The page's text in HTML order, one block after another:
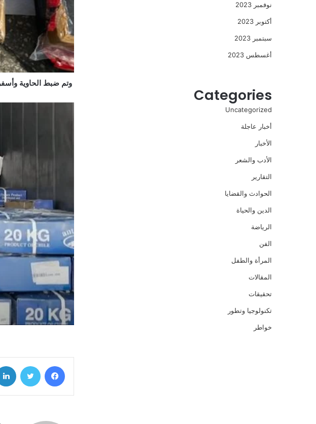
فيسبوك تويتر
نوفمبر 2023
أكتوبر 2023
سبتمبر 2023
أغسطس 2023
Categories
Uncategorized
أخبار عاجلة
الأخبار
الأدب والشعر
التقارير
الحوادث والقضايا
الدين والحياة
الرياضة
الفن
المرأة والطفل
المقالات
تحقيقات
تكنولوجيا وتطور
خواطر